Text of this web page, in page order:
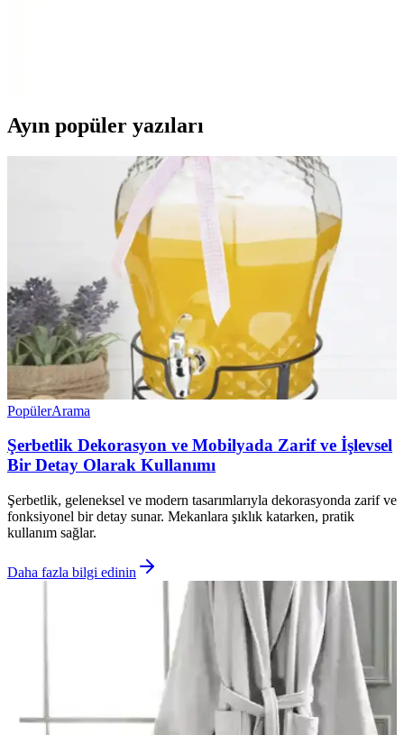
Ayın popüler yazıları
PopülerArama
Şerbetlik Dekorasyon ve Mobilyada Zarif ve İşlevsel
Bir Detay Olarak Kullanımı
Şerbetlik, geleneksel ve modern tasarımlarıyla dekorasyonda zarif ve
fonksiyonel bir detay sunar. Mekanlara şıklık katarken, pratik
kullanım sağlar.
Daha fazla bilgi edinin